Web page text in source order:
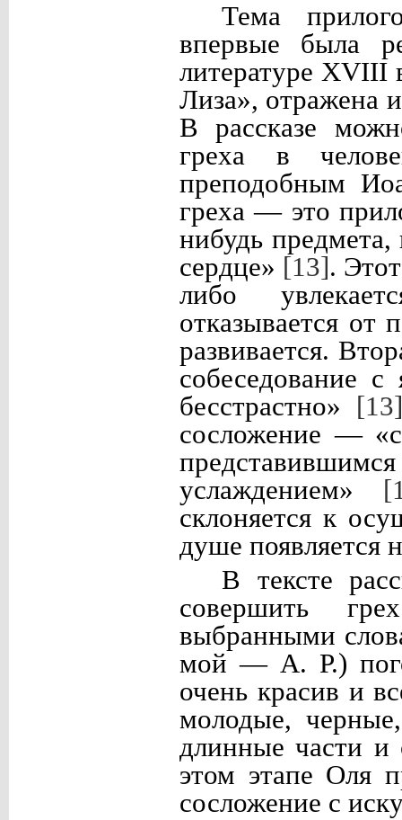
Тема
впервые была
литературе XVIII
Лиза», отражена
В рассказе
греха в
преподобным
греха — это
нибудь
сердце» [13].
либо
отказывается от
развивается.
собеседование
бесстрастно»
[13]
сосложение —
услаждением»
склоняется к
душе появляется
В тексте
совершить
выбранными
мой — А. Р.)
очень красив и
молодые,
длинные части и
этом этапе Оля
сосложение с